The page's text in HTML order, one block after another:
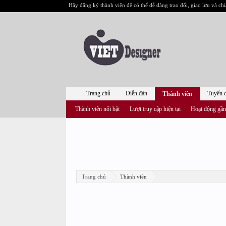
Hãy đăng ký thành viên để có thể dễ dàng trao đổi, giao lưu và
Trang chủ Thành viên
Trang chủ Diễn đàn Thành viên
Thành viên nổi bật Lượt truy cập hiện tại Hoạt động
Tuyển